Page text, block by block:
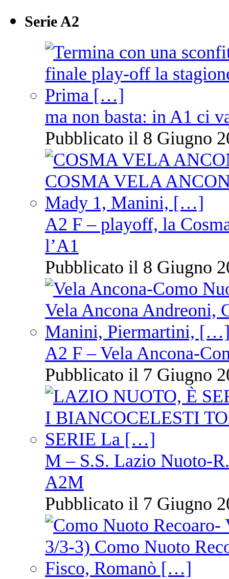
Serie A2
ma non basta: in A1 ci
Pubblicato il 8 Giugno
A2 F – playoff, la
l’A1
Pubblicato il 8 Giugno
A2 F – Vela Ancona-
Pubblicato il 7 Giugno
M – S.S. Lazio Nuoto-
A2M
Pubblicato il 7 Giugno